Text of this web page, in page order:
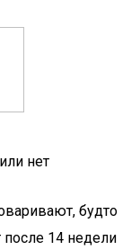
нет
будто
14 недели